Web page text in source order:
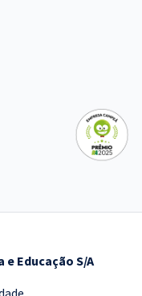
e Educação S/A